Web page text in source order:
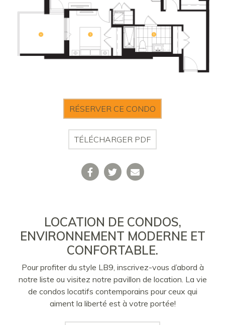
RÉSERVER CE CONDO
TÉLÉCHARGER PDF
LOCATION DE CONDOS,
ENVIRONNEMENT MODERNE ET
CONFORTABLE.
Pour profiter du style LB9, inscrivez-vous d’abord à
notre liste ou visitez notre pavillon de location. La vie
de condos locatifs contemporains pour ceux qui
aiment la liberté est à votre portée!